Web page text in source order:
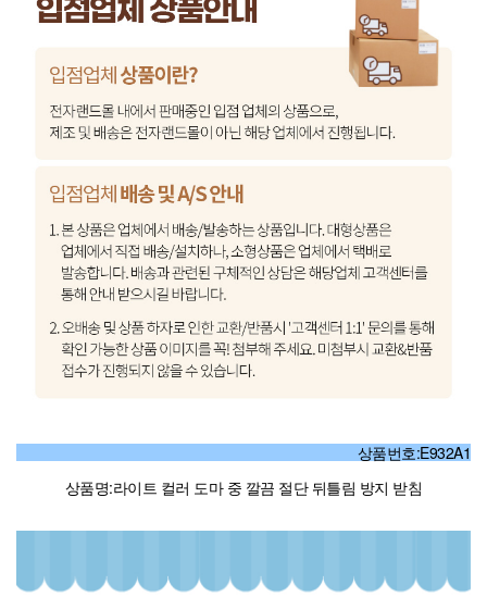
상품번호:E932A1
상품명:라이트 컬러 도마 중 깔끔 절단 뒤틀림 방지 받침